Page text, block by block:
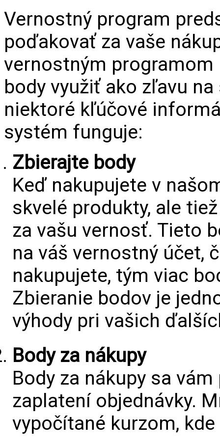
Vernostný program
poďakovať za vaše
vernostným
body využiť ako zľavu
niektoré kľúčové
systém funguje:
Zbierajte body
Keď nakupujete v
skvelé produkty, ale
za vašu vernosť. Tieto
na váš vernostný účet,
nakupujete, tým viac
Zbieranie bodov je
výhody pri vašich
Body za nákupy
Body za nákupy sa
zaplatení objednávky.
vypočítané kurzom, kde